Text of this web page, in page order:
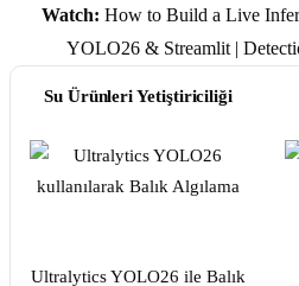
Watch: How to Build a Live
YOLO26 & Streamlit |
Su Ürünleri Yetiştiriciliği
Ultralytics YOLO26 ile Balık